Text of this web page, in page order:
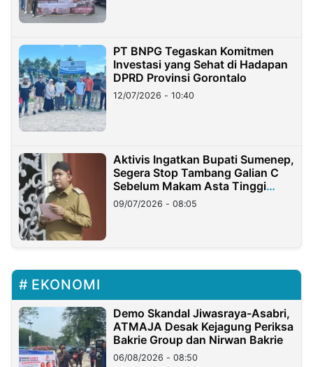
PT BNPG Tegaskan Komitmen
Investasi yang Sehat di Hadapan
DPRD Provinsi Gorontalo
12/07/2026 - 10:40
Aktivis Ingatkan Bupati Sumenep,
Segera Stop Tambang Galian C
Sebelum Makam Asta Tinggi
Longsor
09/07/2026 - 08:05
EKONOMI
Demo Skandal Jiwasraya-Asabri,
ATMAJA Desak Kejagung Periksa
Bakrie Group dan Nirwan Bakrie
06/08/2026 - 08:50